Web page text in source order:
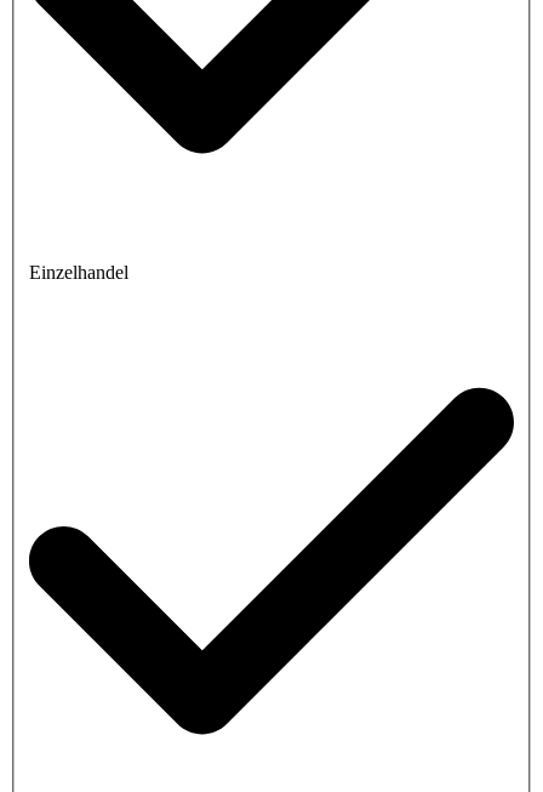
Einzelhandel